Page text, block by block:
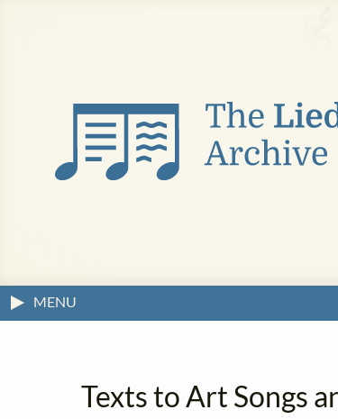
MENU
Texts to Art Songs